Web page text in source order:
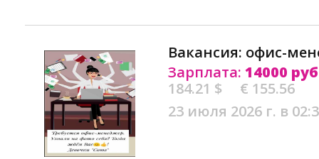
Вакансия: офис-
Зарплата: 14000
184.21 $
€ 155.56
23 июля 2026 г. в